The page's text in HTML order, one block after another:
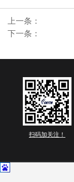
上一条：
下一条：
扫码加关注！